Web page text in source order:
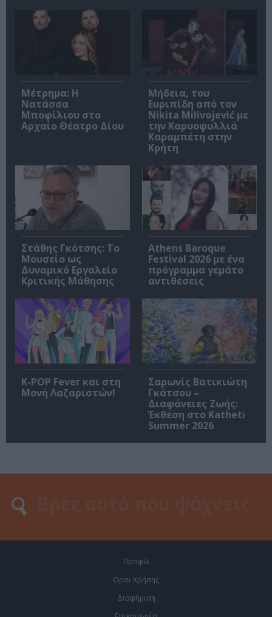
Μέτρημα: Η
Νατάσσα
Μποφίλιου στο
Αρχαίο Θέατρο Δίου
Μήδεια, του
Ευριπίδη από τον
Nikita Milivojević με
την Καρυοφυλλιά
Καραμπέτη στην
Κρήτη
Στάθης Γκότσης: Το
Μουσείο ως
Δυναμικό Εργαλείο
Κριτικής Μάθησης
Athens Baroque
Festival 2026 με ένα
πρόγραμμα γεμάτο
αντιθέσεις
K-POP Fever και στη
Μονή Λαζαριστών!
Σαρωνίς Βατικιώτη
Γκάτσου –
Διαφάνειες Ζωής:
Έκθεση στο Katheti
Summer 2026
Προφίλ
Οροι Χρήσης
Διαφήμιση